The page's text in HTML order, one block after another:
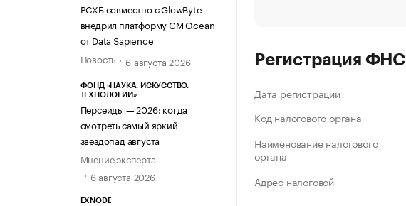
РСХБ совместно с GlowByte
внедрил платформу CM Ocean
от Data Sapience
Новость
6 августа 2026
ФОНД «НАУКА. ИСКУССТВО.
ТЕХНОЛОГИИ»
Персеиды — 2026: когда
смотреть самый яркий
звездопад августа
Мнение эксперта
6 августа 2026
EXNODE
Регистрация ФНС
Дата регистрации
Код налогового органа
Наименование налогового
органа
Адрес налоговой